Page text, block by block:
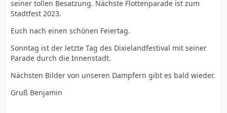
seiner tollen Besatzung. Nächste Flottenparade ist zum
Stadtfest 2023.
Euch nach einen schönen Feiertag.
Sonntag ist der letzte Tag des Dixielandfestival mit seiner
Parade durch die Innenstadt.
Nächsten Bilder von unseren Dampfern gibt es bald wieder.
Gruß Benjamin